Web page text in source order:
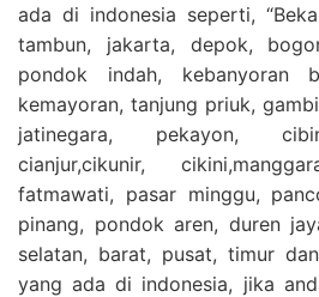
ada di indonesia seperti,
tambun, jakarta, depok,
pondok indah, kebanyoran
kemayoran, tanjung priuk,
jatinegara, pekayon,
cianjur,cikunir,
fatmawati, pasar minggu,
pinang, pondok aren, duren
selatan, barat, pusat, timur
yang ada di indonesia, jika